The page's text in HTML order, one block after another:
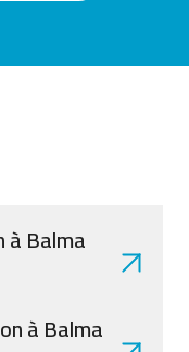
Balma
à Balma